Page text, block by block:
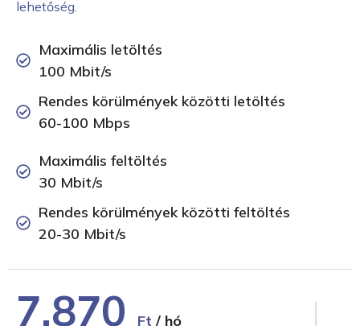
lehetőség.
Maximális letöltés
100 Mbit/s
Rendes körülmények közötti letöltés
60-100 Mbps
Maximális feltöltés
30 Mbit/s
Rendes körülmények közötti feltöltés
20-30 Mbit/s
7.870 Ft / hó